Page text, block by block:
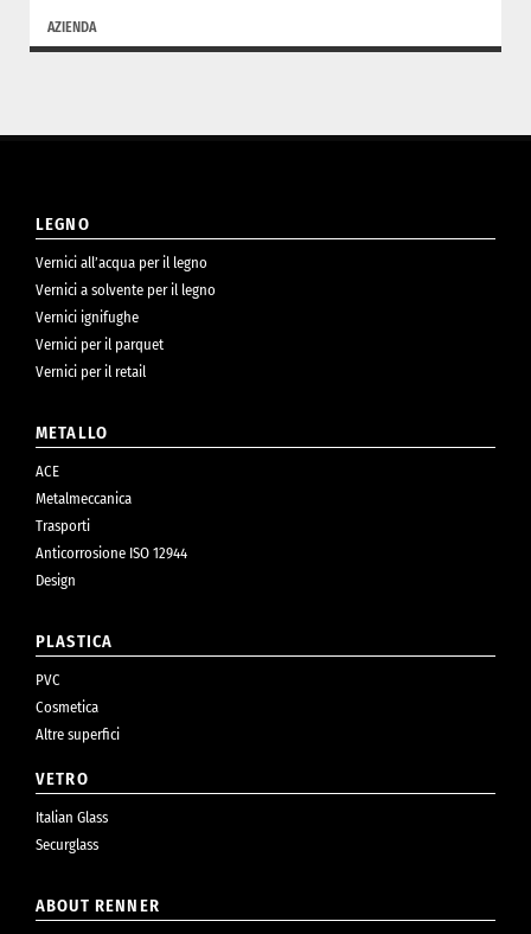
AZIENDA
LEGNO
Vernici all’acqua per il legno
Vernici a solvente per il legno
Vernici ignifughe
Vernici per il parquet
Vernici per il retail
METALLO
ACE
Metalmeccanica
Trasporti
Anticorrosione ISO 12944
Design
PLASTICA
PVC
Cosmetica
Altre superfici
VETRO
Italian Glass
Securglass
ABOUT RENNER